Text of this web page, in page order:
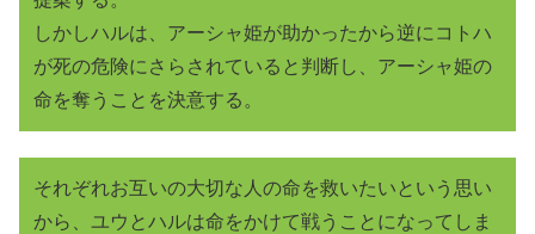
しかしハルは、アーシャ姫が助かったから逆にコトハ
が死の危険にさらされていると判断し、アーシャ姫の
命を奪うことを決意する。
それぞれお互いの大切な人の命を救いたいという思い
から、ユウとハルは命をかけて戦うことになってしま